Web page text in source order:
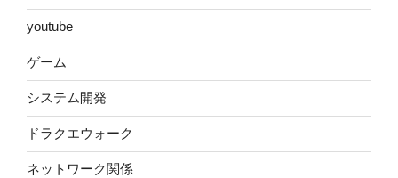
youtube
ゲーム
システム開発
ドラクエウォーク
ネットワーク関係